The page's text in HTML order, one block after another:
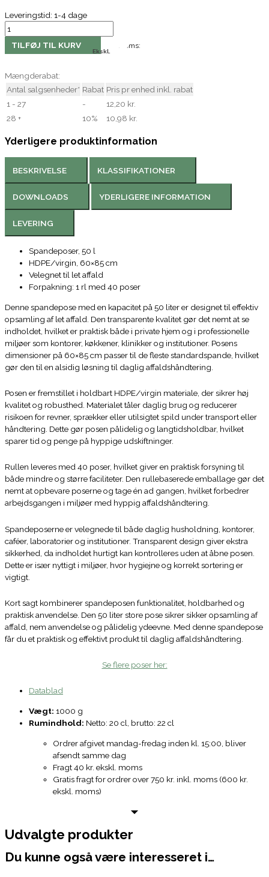
Leveringstid: 1-4 dage
TILFØJ TIL KURV Moms:
Ekskl.
Mængderabat:
Antal salgsenheder* Rabat Pris pr enhed inkl. rabat
1 - 27
-
12,20 kr.
28 +
10% 10,98 kr.
Yderligere produktinformation
BESKRIVELSE KLASSIFIKATIONER
DOWNLOADS YDERLIGERE INFORMATION
LEVERING
Spandeposer, 50 l
HDPE/virgin, 60×85 cm
Velegnet til let affald
Forpakning: 1 rl med 40 poser
Denne spandepose med en kapacitet på 50 liter er designet til effektiv
opsamling af let affald. Den transparente kvalitet gør det nemt at se
indholdet, hvilket er praktisk både i private hjem og i professionelle
miljøer som kontorer, køkkener, klinikker og institutioner. Posens
dimensioner på 60×85 cm passer til de fleste standardspande, hvilket
gør den til en alsidig løsning til daglig affaldshåndtering.
Posen er fremstillet i holdbart HDPE/virgin materiale, der sikrer høj
kvalitet og robusthed. Materialet tåler daglig brug og reducerer
risikoen for revner, sprækker eller utilsigtet spild under transport eller
håndtering. Dette gør posen pålidelig og langtidsholdbar, hvilket
sparer tid og penge på hyppige udskiftninger.
Rullen leveres med 40 poser, hvilket giver en praktisk forsyning til
både mindre og større faciliteter. Den rullebaserede emballage gør det
nemt at opbevare poserne og tage én ad gangen, hvilket forbedrer
arbejdsgangen i miljøer med hyppig affaldshåndtering.
Spandeposerne er velegnede til både daglig husholdning, kontorer,
caféer, laboratorier og institutioner. Transparent design giver ekstra
sikkerhed, da indholdet hurtigt kan kontrolleres uden at åbne posen.
Dette er især nyttigt i miljøer, hvor hygiejne og korrekt sortering er
vigtigt.
Kort sagt kombinerer spandeposen funktionalitet, holdbarhed og
praktisk anvendelse. Den 50 liter store pose sikrer sikker opsamling af
affald, nem anvendelse og pålidelig ydeevne. Med denne spandepose
får du et praktisk og effektivt produkt til daglig affaldshåndtering.
Se flere poser her:
Datablad
Vægt: 1000 g
Rumindhold: Netto: 20 cl, brutto: 22 cl
Ordrer afgivet mandag-fredag inden kl. 15:00, bliver
afsendt samme dag
Fragt 40 kr. ekskl. moms
Gratis fragt for ordrer over 750 kr. inkl. moms (600 kr.
ekskl. moms)
Udvalgte produkter
Du kunne også være interesseret i…